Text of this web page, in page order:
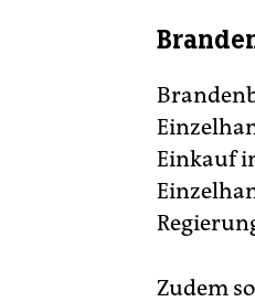
Einkauf
Zudem